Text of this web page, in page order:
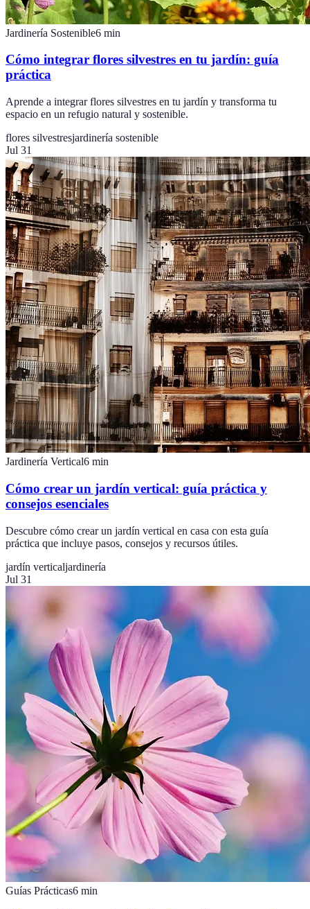
Jardinería Sostenible6 min
Cómo integrar flores silvestres en tu jardín: guía
práctica
Aprende a integrar flores silvestres en tu jardín y transforma tu
espacio en un refugio natural y sostenible.
flores silvestresjardinería sostenible
Jul 31
Jardinería Vertical6 min
Cómo crear un jardín vertical: guía práctica y
consejos esenciales
Descubre cómo crear un jardín vertical en casa con esta guía
práctica que incluye pasos, consejos y recursos útiles.
jardín verticaljardinería
Jul 31
Guías Prácticas6 min